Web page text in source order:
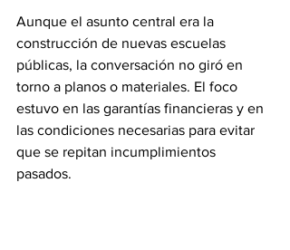
Aunque el asunto central era la
construcción de nuevas escuelas
públicas, la conversación no giró en
torno a planos o materiales. El foco
estuvo en las garantías financieras y en
las condiciones necesarias para evitar
que se repitan incumplimientos
pasados.